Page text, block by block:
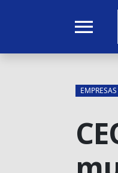
menu